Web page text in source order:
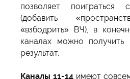
позволяет
(добавить
«взбодрить» ВЧ), в
каналах можно получить
результат.
Каналы 11-14 имеют